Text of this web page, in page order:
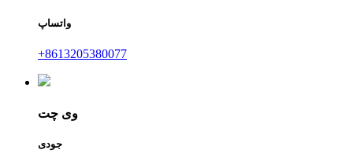
واتساپ
‎+8613205380077‎
وی چت
جودی